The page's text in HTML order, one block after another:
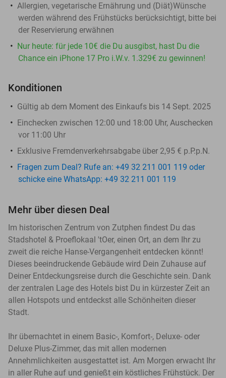
Allergien, vegetarische Ernährung und (Diät)Wünsche
werden während des Frühstücks berücksichtigt, bitte bei
der Reservierung erwähnen
Nur heute: für jede 10€ die Du ausgibst, hast Du die
Chance ein iPhone 17 Pro i.W.v. 1.329€ zu gewinnen!
Konditionen
Gültig ab dem Moment des Einkaufs bis 14 Sept. 2025
Einchecken zwischen 12:00 und 18:00 Uhr, Auschecken
vor 11:00 Uhr
Exklusive Fremdenverkehrsabgabe über 2,95 € p.P.p.N.
Fragen zum Deal? Rufe an: +49 32 211 001 119 oder
schicke eine WhatsApp: +49 32 211 001 119
Mehr über diesen Deal
Im historischen Zentrum von Zutphen findest Du das
Stadshotel & Proeflokaal 'tOer, einen Ort, an dem Ihr zu
zweit die reiche Hanse-Vergangenheit entdecken könnt!
Dieses beeindruckende Gebäude wird Dein Zuhause auf
Deiner Entdeckungsreise durch die Geschichte sein. Dank
der zentralen Lage des Hotels bist Du in kürzester Zeit an
allen Hotspots und entdeckst alle Schönheiten dieser
Stadt.
Ihr übernachtet in einem Basic-, Komfort-, Deluxe- oder
Deluxe Plus-Zimmer, das mit allen modernen
Annehmlichkeiten ausgestattet ist. Am Morgen erwacht Ihr
in aller Ruhe auf und genießt ein köstliches Frühstück. Der